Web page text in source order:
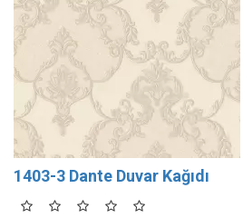
1403-3 Dante Duvar Kağıdı